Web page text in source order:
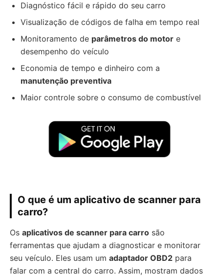
Diagnóstico fácil e rápido do seu carro
Visualização de códigos de falha em tempo real
Monitoramento de parâmetros do motor e
desempenho do veículo
Economia de tempo e dinheiro com a
manutenção preventiva
Maior controle sobre o consumo de combustível
O que é um aplicativo de scanner para
carro?
Os aplicativos de scanner para carro são
ferramentas que ajudam a diagnosticar e monitorar
seu veículo. Eles usam um adaptador OBD2 para
falar com a central do carro. Assim, mostram dados